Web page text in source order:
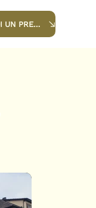
RICHIEDI UN PREVENTIVO